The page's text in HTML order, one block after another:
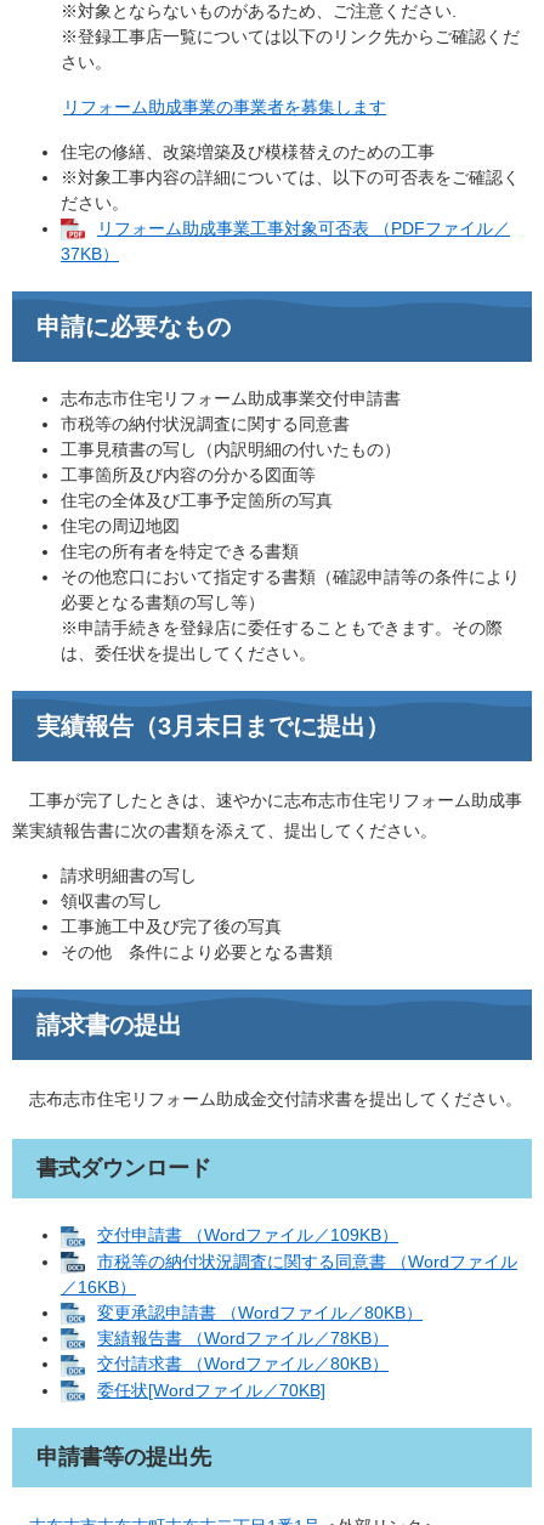
※対象とならないものがあるため、ご注意ください.​
※登録工事店一覧については以下のリンク先からご確認くだ
さい。
リフォーム助成事業の事業者を募集します
住宅の修繕、改築増築及び模様替えのための工事
※対象工事内容の詳細については、以下の可否表をご確認く
ださい。
リフォーム助成事業工事対象可否表 （PDFファイル／
37KB）
申請に必要なもの
志布志市住宅リフォーム助成事業交付申請書
市税等の納付状況調査に関する同意書
工事見積書の写し（内訳明細の付いたもの）
工事箇所及び内容の分かる図面等
住宅の全体及び工事予定箇所の写真
住宅の周辺地図
住宅の所有者を特定できる書類
その他窓口において指定する書類（確認申請等の条件により
必要となる書類の写し等）
※申請手続きを登録店に委任することもできます。その際
は、委任状を提出してください。
実績報告（3月末日までに提出）
工事が完了したときは、速やかに志布志市住宅リフォーム助成事
業実績報告書に次の書類を添えて、提出してください。
請求明細書の写し
領収書の写し
工事施工中及び完了後の写真
その他 条件により必要となる書類
請求書の提出
志布志市住宅リフォーム助成金交付請求書を提出してください。
書式ダウンロード
交付申請書 （Wordファイル／109KB）
市税等の納付状況調査に関する同意書 （Wordファイル
／16KB）
変更承認申請書 （Wordファイル／80KB）
実績報告書 （Wordファイル／78KB）
交付請求書 （Wordファイル／80KB）
委任状[Wordファイル／70KB]
申請書等の提出先